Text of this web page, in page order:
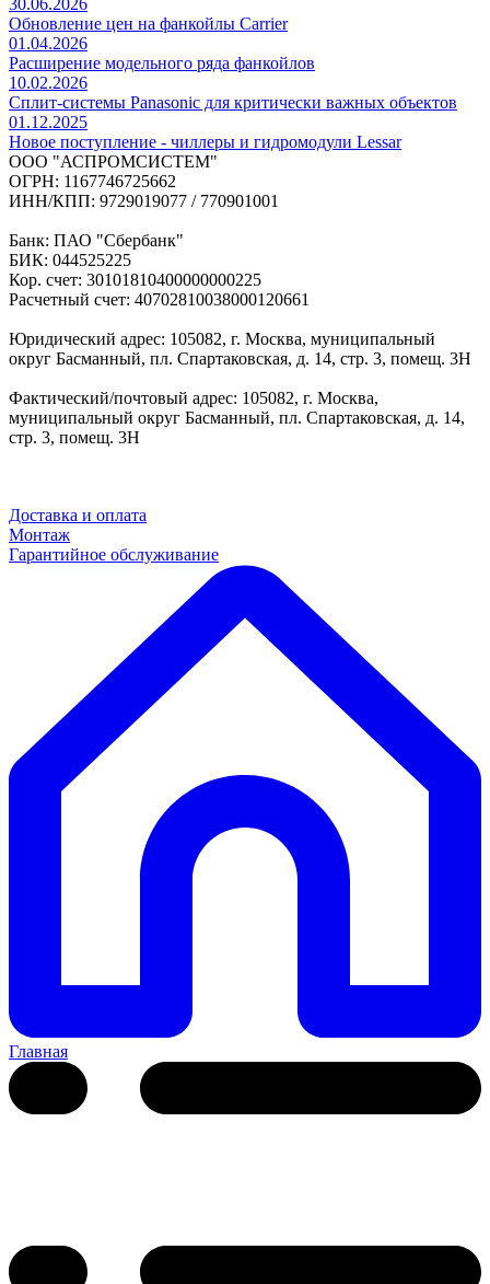
30.06.2026
Обновление цен на фанкойлы Carrier
01.04.2026
Расширение модельного ряда фанкойлов
10.02.2026
Сплит-системы Panasonic для критически важных объектов
01.12.2025
Новое поступление - чиллеры и гидромодули Lessar
ООО "АСПРОМСИСТЕМ"
ОГРН: 1167746725662
ИНН/КПП: 9729019077 / 770901001
Банк: ПАО "Сбербанк"
БИК: 044525225
Кор. счет: 30101810400000000225
Расчетный счет: 40702810038000120661
Юридический адрес: 105082, г. Москва, муниципальный
округ Басманный, пл. Спартаковская, д. 14, стр. 3, помещ. 3Н
Фактический/почтовый адрес: 105082, г. Москва,
муниципальный округ Басманный, пл. Спартаковская, д. 14,
стр. 3, помещ. 3Н
Доставка и оплата
Монтаж
Гарантийное обслуживание
Главная